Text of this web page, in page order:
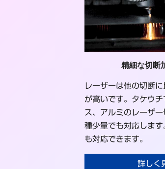
精細な切断
レーザーは他の切断
が高いです。タケウ
ス、アルミのレーザ
種少量でも対応しま
も対応できます。
詳しく